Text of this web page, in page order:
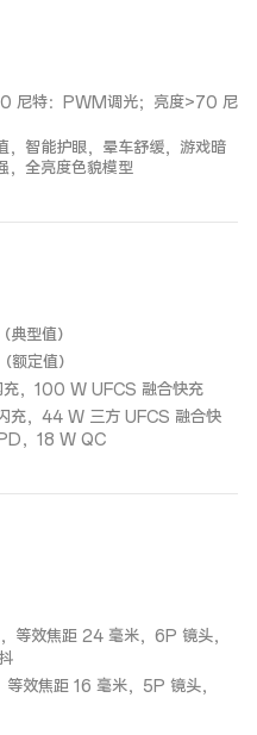
尼特：PWM调光；亮度>70 尼
，智能护眼，晕车舒缓，游戏暗
，全亮度色貌模型
型值）
定值）
，100 W UFCS 融合快充
充，44 W 三方 UFCS 融合快
，18 W QC
效焦距 24 毫米，6P 镜头，
效焦距 16 毫米，5P 镜头，